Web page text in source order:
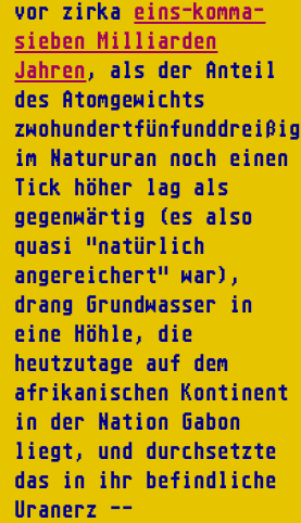
vor zirka eins-komma-
sieben Milliarden
Jahren , als der Anteil
des Atomgewichts
zwohundertfünfunddreißig
im Natururan noch einen
Tick höher lag als
gegenwärtig (es also
quasi "natürlich
angereichert" war),
drang Grundwasser in
eine Höhle, die
heutzutage auf dem
afrikanischen Kontinent
in der Nation Gabon
liegt, und durchsetzte
das in ihr befindliche
Uranerz --